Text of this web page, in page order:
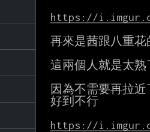
https://
再來是茜跟八重花
這兩個人就是太
因為不需要再拉
好到不行
https://